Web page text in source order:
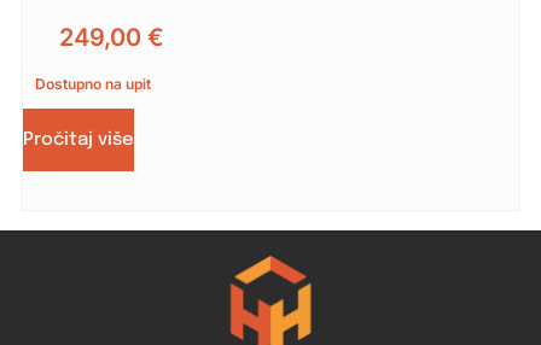
249,00 €
Dostupno na upit
Pročitaj više